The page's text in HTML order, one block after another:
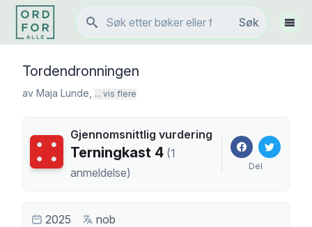
Søk
Søk
Vis
Tordendronningen
av Maja Lunde ... vis flere
Terningkast
Gjennomsnittlig vurdering
Terningkast 4 (1
anmeldelse) Del
2025
nob